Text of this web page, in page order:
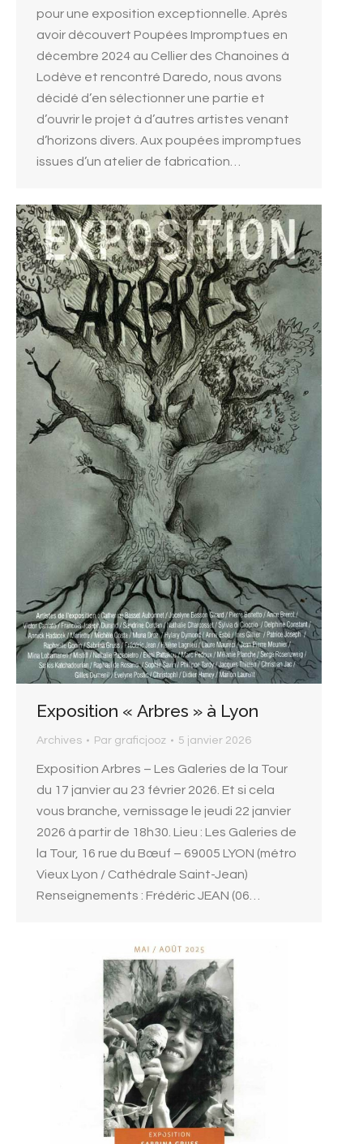
pour une exposition exceptionnelle. Après
avoir découvert Poupées Impromptues en
décembre 2024 au Cellier des Chanoines à
Lodève et rencontré Daredo, nous avons
décidé d’en sélectionner une partie et
d’ouvrir le projet à d’autres artistes venant
d’horizons divers. Aux poupées impromptues
issues d’un atelier de fabrication…
Exposition « Arbres » à Lyon
Archives Par graficjooz 5 janvier 2026
Exposition Arbres – Les Galeries de la Tour
du 17 janvier au 23 février 2026. Et si cela
vous branche, vernissage le jeudi 22 janvier
2026 à partir de 18h30. Lieu : Les Galeries de
la Tour, 16 rue du Bœuf – 69005 LYON (métro
Vieux Lyon / Cathédrale Saint-Jean)
Renseignements : Frédéric JEAN (06…